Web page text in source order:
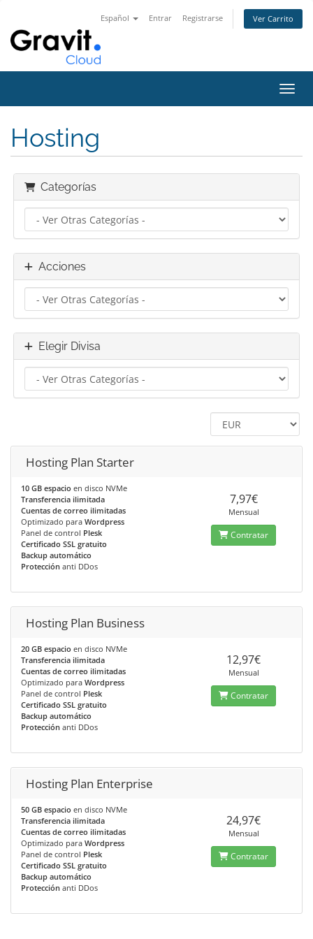
Español Entrar Registrarse Ver Carrito
Hosting
Categorías
Acciones
Elegir Divisa
Hosting Plan Starter
10 GB espacio en disco NVMe
Transferencia ilimitada
Cuentas de correo ilimitadas
Optimizado para Wordpress
Panel de control Plesk
Certificado SSL gratuito
Backup automático
Protección anti DDos
7,97€
Mensual
Contratar
Hosting Plan Business
20 GB espacio en disco NVMe
Transferencia ilimitada
Cuentas de correo ilimitadas
Optimizado para Wordpress
Panel de control Plesk
Certificado SSL gratuito
Backup automático
Protección anti DDos
12,97€
Mensual
Contratar
Hosting Plan Enterprise
50 GB espacio en disco NVMe
Transferencia ilimitada
Cuentas de correo ilimitadas
Optimizado para Wordpress
Panel de control Plesk
Certificado SSL gratuito
Backup automático
Protección anti DDos
24,97€
Mensual
Contratar